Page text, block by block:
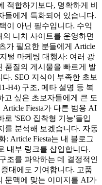
적합하기보다, 명확하게 비
들에게 특화되어 있습니다.
이 아닌 필수입니다. 수익
니치 사이트를 운영하면
가 필요한 분들에게 Article
털 마케팅 대행사: 여러 광
품질의 게시물을 빠르게 발
. SEO 지식이 부족한 초보
H4) 구조, 메타 설명 등 복
고 싶은 초보자들에게 큰 도
Fiesta가 다른 범용 AI
로 'SEO 집착형 기능'들입
를 분석해 보겠습니다. 자동
: Article Fiesta는 내 블로그
내부 링크를 삽입합니다.
조를 파악하는 데 결정적인
대에도 기여합니다. 고품
문맥에 맞는 이미지를 AI가